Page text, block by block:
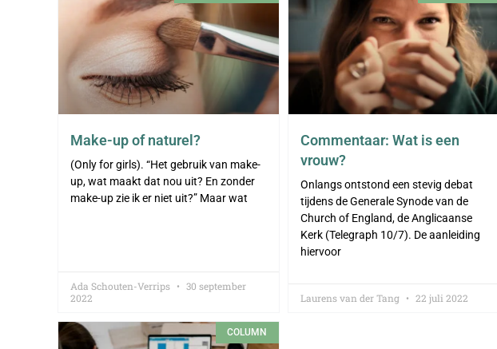
Make-up of naturel?
(Only for girls). “Het gebruik van make-
up, wat maakt dat nou uit? En zonder
make-up zie ik er niet uit?” Maar wat
Ada Schouten-Verrips
30 september
2022
Commentaar: Wat is een
vrouw?
Onlangs ontstond een stevig debat
tijdens de Generale Synode van de
Church of England, de Anglicaanse
Kerk (Telegraph 10/7). De aanleiding
hiervoor
Laurens van der Tang 22 juli 2022
COLUMN